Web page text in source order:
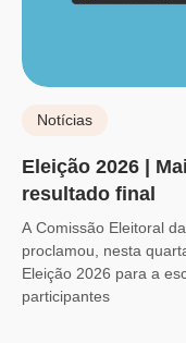
Notícias
Eleição 2026 |
resultado final
A Comissão Eleitoral
proclamou, nesta
Eleição 2026 para a
participantes